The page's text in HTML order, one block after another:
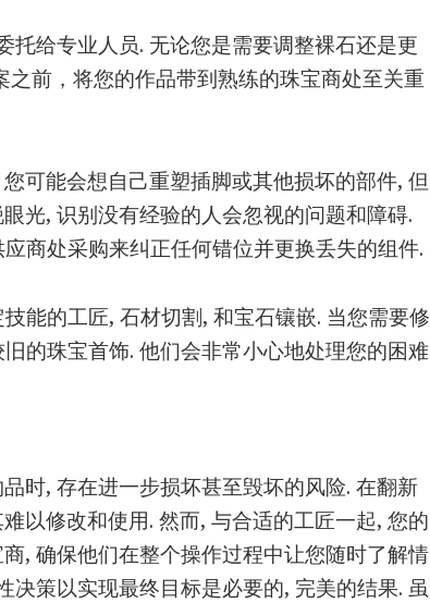
给专业人员. 无论您是需要调整裸石还是更
前，将您的作品带到熟练的珠宝商处至关重
可能会想自己重塑插脚或其他损坏的部件, 但
光, 识别没有经验的人会忽视的问题和障碍.
商处采购来纠正任何错位并更换丢失的组件.
能的工匠, 石材切割, 和宝石镶嵌. 当您需要修
的珠宝首饰. 他们会非常小心地处理您的困难
时, 存在进一步损坏甚至毁坏的风险. 在翻新
以修改和使用. 然而, 与合适的工匠一起, 您的
, 确保他们在整个操作过程中让您随时了解情
策以实现最终目标是必要的, 完美的结果. 虽